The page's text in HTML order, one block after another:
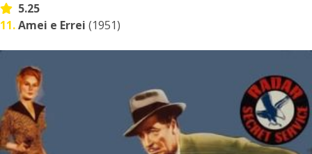
5.25
11.Amei e Errei (1951)